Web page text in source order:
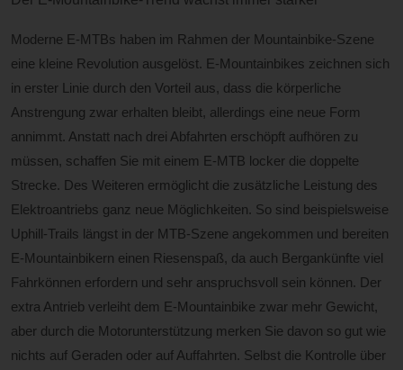
Moderne E-MTBs haben im Rahmen der Mountainbike-Szene
eine kleine Revolution ausgelöst. E-Mountainbikes zeichnen sich
in erster Linie durch den Vorteil aus, dass die körperliche
Anstrengung zwar erhalten bleibt, allerdings eine neue Form
annimmt. Anstatt nach drei Abfahrten erschöpft aufhören zu
müssen, schaffen Sie mit einem E-MTB locker die doppelte
Strecke. Des Weiteren ermöglicht die zusätzliche Leistung des
Elektroantriebs ganz neue Möglichkeiten. So sind beispielsweise
Uphill-Trails längst in der MTB-Szene angekommen und bereiten
E-Mountainbikern einen Riesenspaß, da auch Bergankünfte viel
Fahrkönnen erfordern und sehr anspruchsvoll sein können. Der
extra Antrieb verleiht dem E-Mountainbike zwar mehr Gewicht,
aber durch die Motorunterstützung merken Sie davon so gut wie
nichts auf Geraden oder auf Auffahrten. Selbst die Kontrolle über